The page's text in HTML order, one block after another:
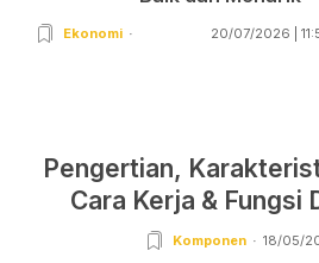
Ekonomi 20/07/2026 |
Pengertian,
Cara Kerja & Fungsi
Komponen 18/05/